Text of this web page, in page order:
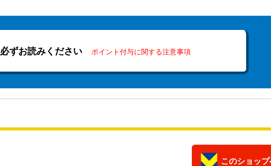
必ずお読みください ポイント付与に関する注意事項
このショップ